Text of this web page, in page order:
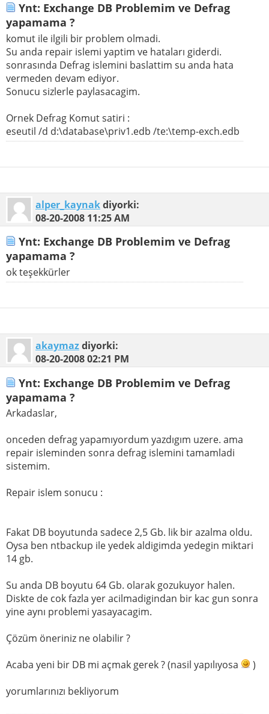
Ynt: Exchange DB Problemim ve Defrag
yapamama ?
komut ile ilgili bir problem olmadi.
Su anda repair islemi yaptim ve hataları giderdi.
sonrasında Defrag islemini baslattim su anda hata
vermeden devam ediyor.
Sonucu sizlerle paylasacagim.
Ornek Defrag Komut satiri :
eseutil /d d:\database\priv1.edb /te:\temp-exch.edb
alper_kaynakdiyorki:
08-20-2008 11:25 AM
Ynt: Exchange DB Problemim ve Defrag
yapamama ?
ok teşekkürler
akaymazdiyorki:
08-20-200802:21 PM
Ynt: Exchange DB Problemim ve Defrag
yapamama ?
Arkadaslar,
onceden defrag yapamıyordum yazdıgım uzere. ama
repair isleminden sonra defrag islemini tamamladi
sistemim.
Repair islem sonucu :
Fakat DB boyutunda sadece 2,5 Gb. lik bir azalma oldu.
Oysa ben ntbackup ile yedek aldigimda yedegin miktari
14 gb.
Su anda DB boyutu 64 Gb. olarak gozukuyor halen.
Diskte de cok fazla yer acilmadigindan bir kac gun sonra
yine aynı problemi yasayacagim.
Çözüm öneriniz ne olabilir ?
Acaba yeni bir DB mi açmak gerek ? (nasil yapılıyosa
)
yorumlarınızı bekliyorum